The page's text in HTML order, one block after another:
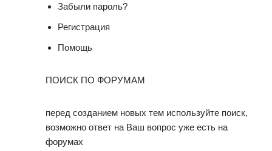
Забыли пароль?
Регистрация
Помощь
ПОИСК ПО ФОРУМАМ
перед созданием новых тем используйте поиск,
возможно ответ на Ваш вопрос уже есть на
форумах